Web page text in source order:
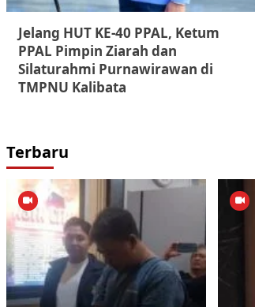
Jelang HUT KE-40 PPAL, Ketum
PPAL Pimpin Ziarah dan
Silaturahmi Purnawirawan di
TMPNU Kalibata
Terbaru